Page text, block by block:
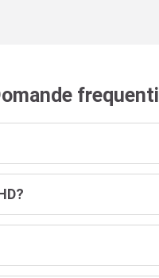
frequenti